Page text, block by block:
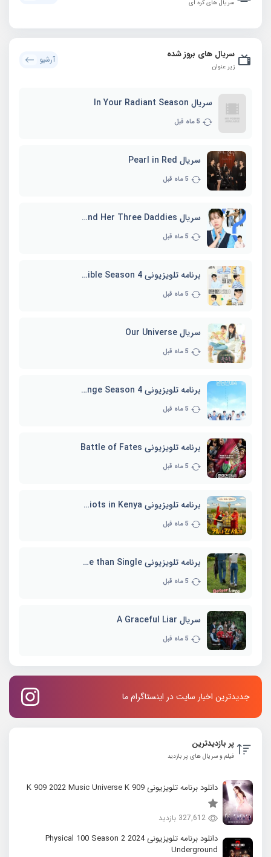
سریال های کره ای
سریال های بروز شده
زیر عنوان
آرشیو
سریال In Your Radiant Season
5 ماه قبل
سریال Pearl in Red
5 ماه قبل
سریال Marie and Her Three Daddies
5 ماه قبل
برنامه تلویزیونی Whenever Possible Season 4
5 ماه قبل
سریال Our Universe
5 ماه قبل
برنامه تلویزیونی EXchange Season 4
5 ماه قبل
برنامه تلویزیونی Battle of Fates
5 ماه قبل
برنامه تلویزیونی Three Idiots in Kenya
5 ماه قبل
برنامه تلویزیونی Better Late than Single
5 ماه قبل
سریال A Graceful Liar
5 ماه قبل
جدیدترین اخبار سایت در اینستاگرام ما
پر بازدیدترین
فیلم و سریال های پر بازدید
دانلود برنامه تلویزیونی K 909 2022 Music Universe K 909
327,612 بازدید
دانلود برنامه تلویزیونی 2024 Physical 100 Season 2
Underground